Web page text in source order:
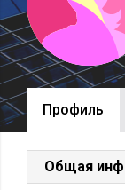
Профиль
Общая